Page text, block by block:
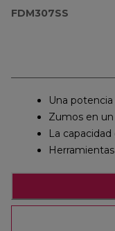
FDM307SS
Una potencia
Zumos en
La